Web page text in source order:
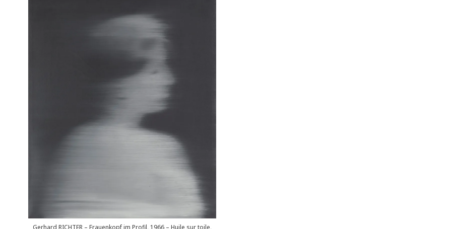
Gerhard RICHTER – Frauenkopf im Profil, 1966 – Huile sur toile,